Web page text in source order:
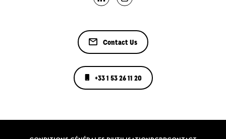
Contact Us
+33 1 53 26 11 20